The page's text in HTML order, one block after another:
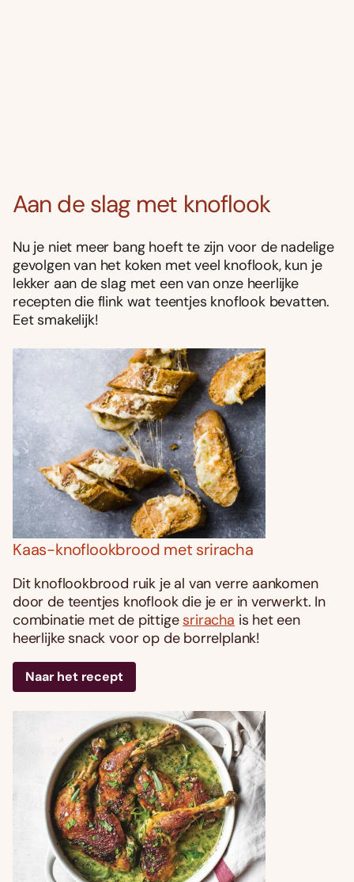
Aan de slag met knoflook
Nu je niet meer bang hoeft te zijn voor de nadelige
gevolgen van het koken met veel knoflook, kun je
lekker aan de slag met een van onze heerlijke
recepten die flink wat teentjes knoflook bevatten.
Eet smakelijk!
Kaas-knoflookbrood met sriracha
Dit knoflookbrood ruik je al van verre aankomen
door de teentjes knoflook die je er in verwerkt. In
combinatie met de pittige sriracha is het een
heerlijke snack voor op de borrelplank!
Naar het recept